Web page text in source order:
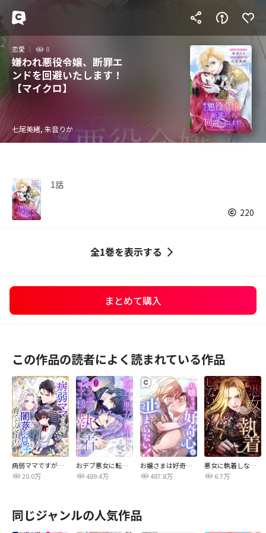
恋愛 8
嫌われ悪役令嬢、断罪エ
ンドを回避いたします！
【マイクロ】
七尾美緒, 朱音りか
1話
220
全1巻を表示する
まとめて購入
この作品の読者によく読まれている作品
病弱ママですが、闇落ち息子を育ててみせます！【タテヨミ】
20.0万
おデブ悪女に転生したら、なぜかラスボス王子様に執着されています
489.4万
お嬢さまは好奇心が止まらない！
487.8万
悪女に執着しないでください！【タテヨミ】
6.7万
同じジャンルの人気作品